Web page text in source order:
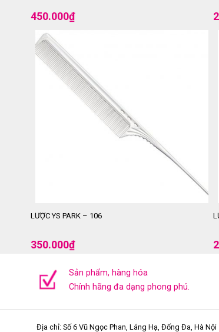
450.000₫
LƯỢC YS PARK – 106
350.000₫
Sản phẩm, hàng hóa
Chính hãng đa dạng phong phú.
Địa chỉ: Số 6 Vũ Ngọc Phan, Láng Hạ, Đống Đa, Hà Nội